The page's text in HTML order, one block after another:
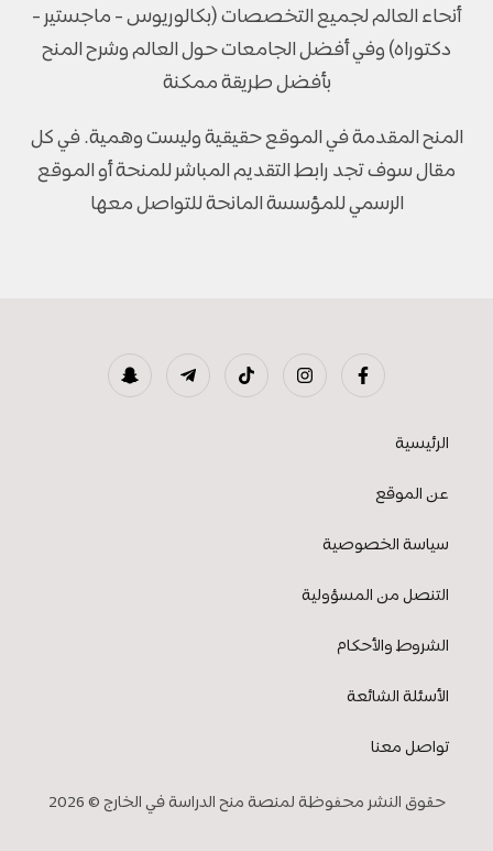
أنحاء العالم لجميع التخصصات (بكالوريوس - ماجستير -
دكتوراه) وفي أفضل الجامعات حول العالم وشرح المنح
بأفضل طريقة ممكنة
المنح المقدمة في الموقع حقيقية وليست وهمية. في كل
مقال سوف تجد رابط التقديم المباشر للمنحة أو الموقع
الرسمي للمؤسسة المانحة للتواصل معها
الرئيسية
عن الموقع
سياسة الخصوصية
التنصل من المسؤولية
الشروط والأحكام
الأسئلة الشائعة
تواصل معنا
حقوق النشر محفوظة لمنصة منح الدراسة في الخارج © 2026